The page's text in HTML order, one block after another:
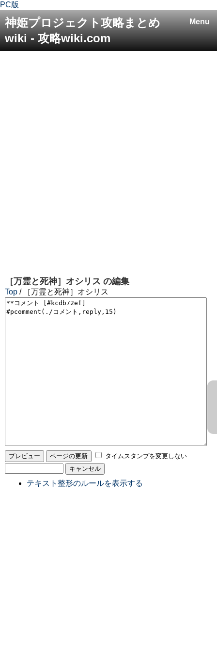
PC版
Menu
神姫プロジェクト攻略まとめ
wiki - 攻略wiki.com
［万霊と死神］オシリス の編集
Top / ［万霊と死神］オシリス
タイムスタンプを変更しない
テキスト整形のルールを表示する